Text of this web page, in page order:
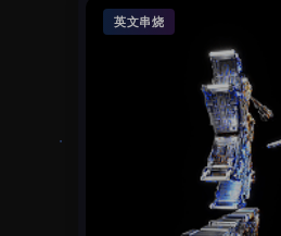
英文串烧